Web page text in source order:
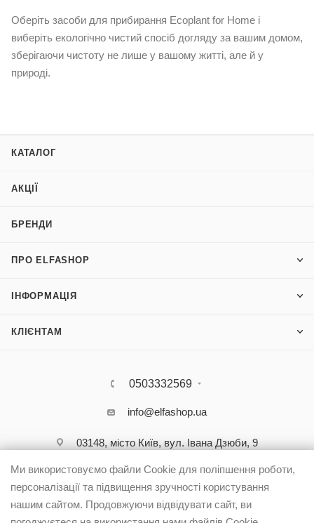
Оберіть засоби для прибирання Ecoplant for Home і
виберіть екологічно чистий спосіб догляду за вашим домом,
зберігаючи чистоту не лише у вашому житті, але й у
природі.
КАТАЛОГ
АКЦІЇ
БРЕНДИ
ПРО ELFASHOP
ІНФОРМАЦІЯ
КЛІЄНТАМ
0503332569
info@elfashop.ua
03148, місто Київ, вул. Івана Дзюби, 9
Ми використовуємо файли Cookie для поліпшення роботи,
персоналізації та підвищення зручності користування
нашим сайтом. Продовжуючи відвідувати сайт, ви